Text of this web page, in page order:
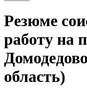
Резюме
работу на
область)